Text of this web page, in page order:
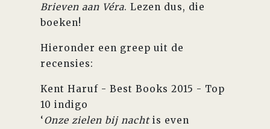
Brieven aan Véra. Lezen dus, die
boeken!
Hieronder een greep uit de
recensies:
Kent Haruf - Best Books 2015 - Top
10 indigo
‘Onze zielen bij nachtis even